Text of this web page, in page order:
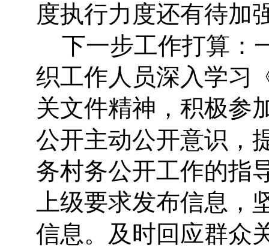
度执行力度还有待加
下一步工作打算：
织工作人员深入学习
关文件精神，积极参
公开主动公开意识，
务村务公开工作的指
上级要求发布信息，
信息。及时回应群众